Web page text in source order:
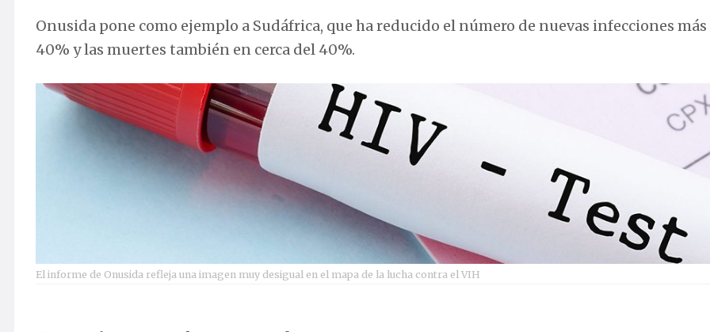
Onusida pone como ejemplo a Sudáfrica, que ha reducido el número de nuevas infecciones
40% y las muertes también en cerca del 40%.
El informe de Onusida refleja una imagen muy desigual en el mapa de la lucha contra el VIH